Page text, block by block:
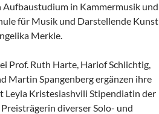
Aufbaustudium in Kammermusik und
für Musik und Darstellende Kunst
Merkle.
Prof. Ruth Harte, Hariof Schlichtig,
Martin Spangenberg ergänzen ihre
Leyla Kristesiashvili Stipendiatin der
diverser Solo- und